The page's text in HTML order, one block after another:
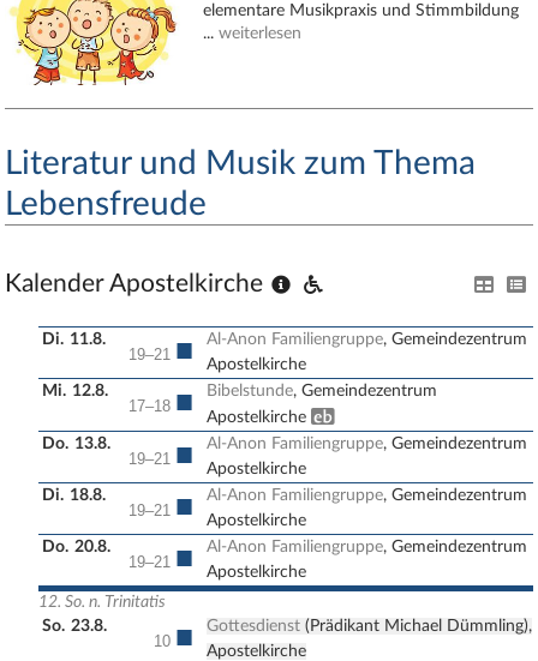
elementare Musikpraxis und Stimmbildung
...weiterlesen
Literatur und Musik zum Thema
Lebensfreude
Kalender Apostelkirche
Di. 11.8.
19–21 ■ Al-Anon Familiengruppe, Gemeindezentrum
Apostelkirche
Mi. 12.8.
17–18 ■ Bibelstunde, Gemeindezentrum
Apostelkirche Erwachsenenbildung
Do. 13.8.
19–21 ■ Al-Anon Familiengruppe, Gemeindezentrum
Apostelkirche
Di. 18.8.
19–21 ■ Al-Anon Familiengruppe, Gemeindezentrum
Apostelkirche
Do. 20.8.
19–21 ■ Al-Anon Familiengruppe, Gemeindezentrum
Apostelkirche
12. So. n. Trinitatis
So. 23.8.
10 ■ Gottesdienst (Prädikant Michael Dümmling),
Apostelkirche